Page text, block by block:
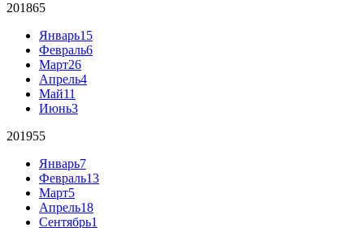
201865
Январь15
Февраль6
Март26
Апрель4
Май11
Июнь3
201955
Январь7
Февраль13
Март5
Апрель18
Сентябрь1